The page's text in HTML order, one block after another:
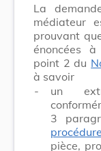
La
médiateur
prouvant
énoncées
point 2 du
à savoir
-
un
3
pièce,